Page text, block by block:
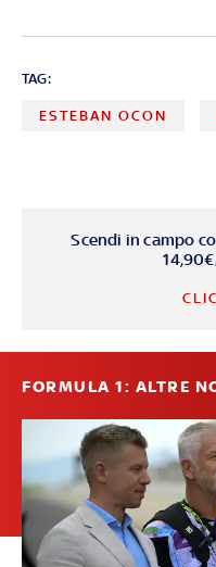
TAG:
ESTEBAN OCON
Scendi in campo
FORMULA 1: ALTRE